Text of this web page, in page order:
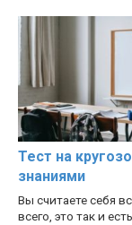
Тест на
знаниями
Вы считаете себя
всего, это так и